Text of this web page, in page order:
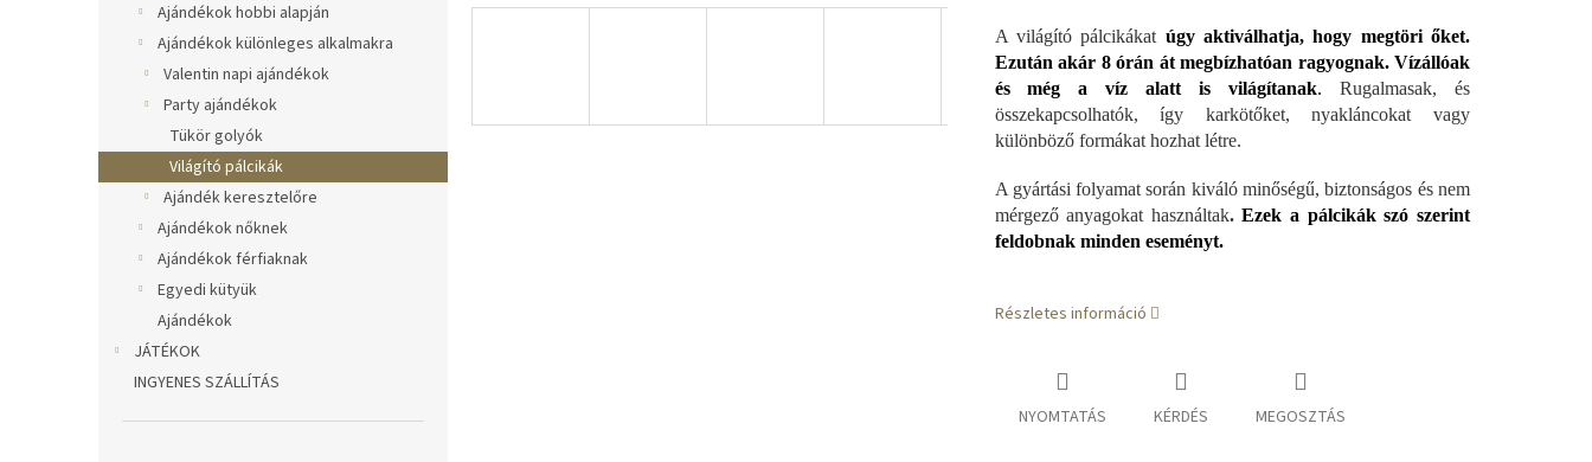
Ajándékok hobbi alapján
Ajándékok különleges alkalmakra
Valentin napi ajándékok
Party ajándékok
Tükör golyók
Világító pálcikák
Ajándék keresztelőre
Ajándékok nőknek
Ajándékok férfiaknak
Egyedi kütyük
Ajándékok
JÁTÉKOK
INGYENES SZÁLLÍTÁS
A világító pálcikákat úgy aktiválhatja, hogy megtöri őket.
Ezután akár 8 órán át megbízhatóan ragyognak. Vízállóak
és még a víz alatt is világítanak. Rugalmasak, és
összekapcsolhatók, így karkötőket, nyakláncokat vagy
különböző formákat hozhat létre.
A gyártási folyamat során kiváló minőségű, biztonságos és nem
mérgező anyagokat használtak.Ezek a pálcikák szó szerint
feldobnak minden eseményt.
Részletes információ
NYOMTATÁS KÉRDÉS MEGOSZTÁS